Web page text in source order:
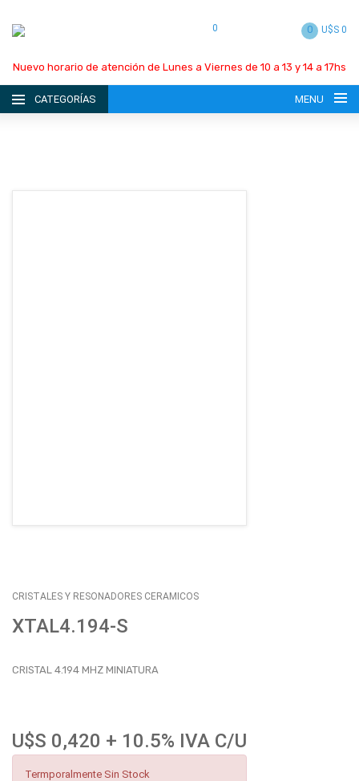
0 0 U$S 0
Nuevo horario de atención de Lunes a Viernes de 10 a 13 y 14 a 17hs
CATEGORÍAS MENU
CRISTALES Y RESONADORES CERAMICOS
XTAL4.194-S
CRISTAL 4.194 MHZ MINIATURA
U$S 0,420 + 10.5% IVA C/U
Termporalmente Sin Stock